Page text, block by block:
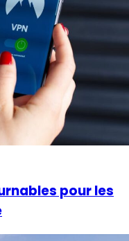
pour les